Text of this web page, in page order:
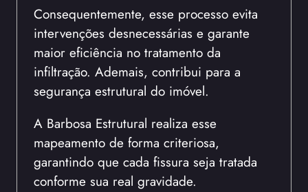
Consequentemente, esse processo evita
intervenções desnecessárias e garante
maior eficiência no tratamento da
infiltração. Ademais, contribui para a
segurança estrutural do imóvel.
A Barbosa Estrutural realiza esse
mapeamento de forma criteriosa,
garantindo que cada fissura seja tratada
conforme sua real gravidade.